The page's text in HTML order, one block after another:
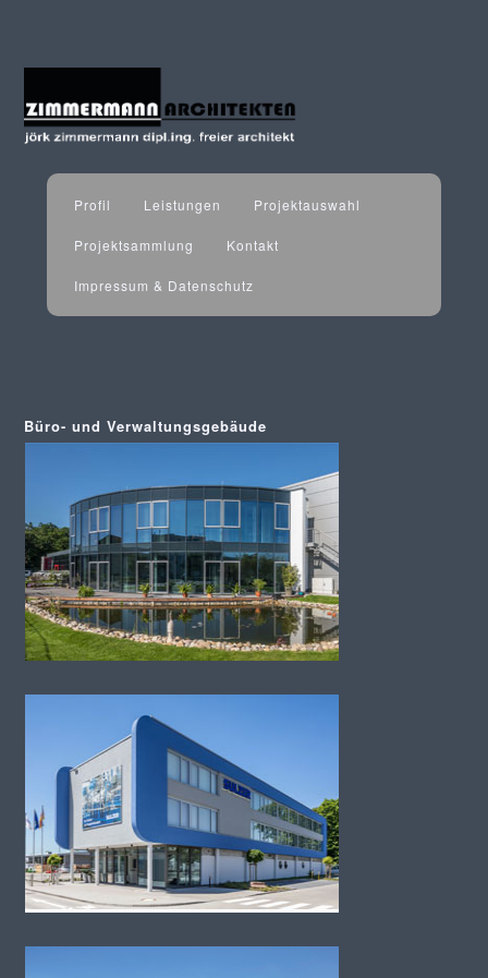
Profil Leistungen Projektauswahl
Projektsammlung Kontakt
Impressum & Datenschutz
Büro- und Verwaltungsgebäude